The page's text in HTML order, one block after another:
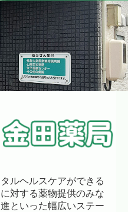
ルヘルスケアができる
対する薬物提供のみな
といった幅広いステー